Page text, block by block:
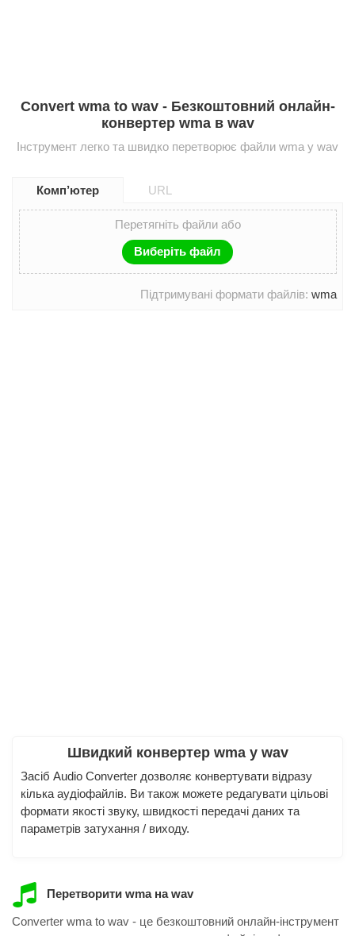
Convert wma to wav - Безкоштовний онлайн-
конвертер wma в wav
Інструмент легко та швидко перетворює файли wma у wav
Комп’ютер URL
Перетягніть файли або
Виберіть файл
Підтримувані формати файлів: wma
Швидкий конвертер wma у wav
Засіб Audio Converter дозволяє конвертувати відразу
кілька аудіофайлів. Ви також можете редагувати цільові
формати якості звуку, швидкості передачі даних та
параметрів затухання / виходу.
Перетворити wma на wav
Converter wma to wav - це безкоштовний онлайн-інструмент